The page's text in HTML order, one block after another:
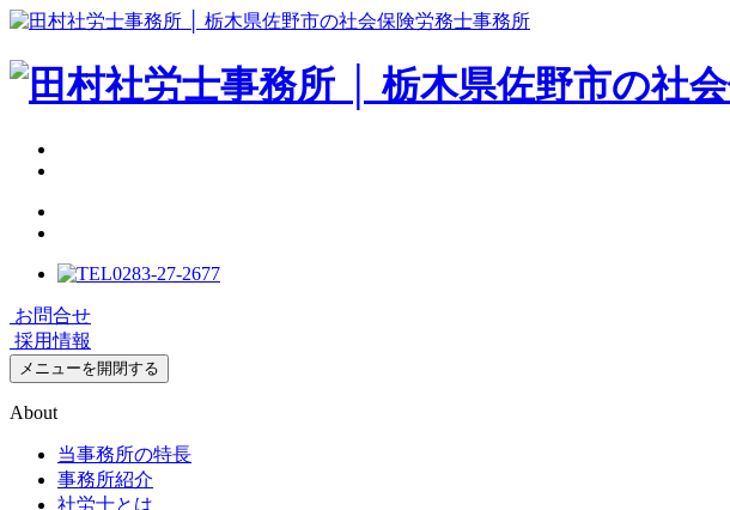
0283-27-2677
お問合せ
採用情報
メニューを開閉する
About
当事務所の特長
事務所紹介
社労士とは